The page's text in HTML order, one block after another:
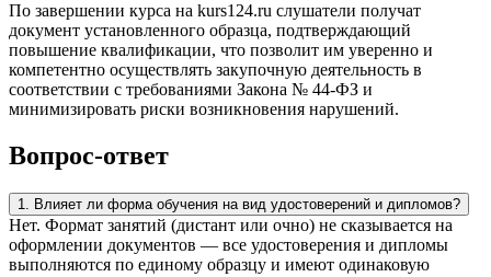
По завершении курса на kurs124.ru слушатели получат
документ установленного образца, подтверждающий
повышение квалификации, что позволит им уверенно и
компетентно осуществлять закупочную деятельность в
соответствии с требованиями Закона № 44-ФЗ и
минимизировать риски возникновения нарушений.
Вопрос-ответ
1. Влияет ли форма обучения на вид удостоверений и дипломов?
Нет. Формат занятий (дистант или очно) не сказывается на
оформлении документов — все удостоверения и дипломы
выполняются по единому образцу и имеют одинаковую